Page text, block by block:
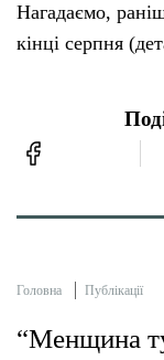
Нагадаємо,
кінці серпня
Головна Публікації
“Менщина